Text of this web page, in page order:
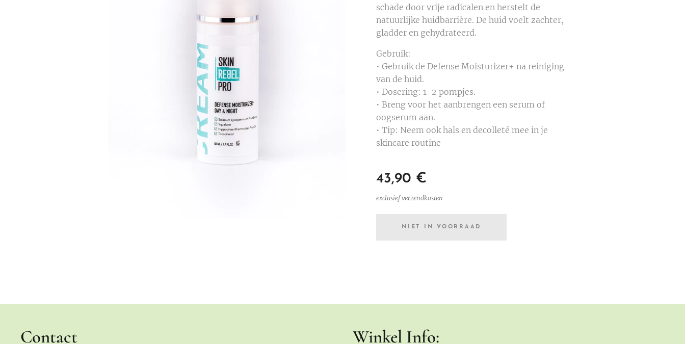
schade door vrije radicalen en herstelt de
natuurlijke huidbarrière. De huid voelt zachter,
gladder en gehydrateerd.
Gebruik:
• Gebruik de Defense Moisturizer+ na reiniging
van de huid.
• Dosering: 1-2 pompjes.
• Breng voor het aanbrengen een serum of
oogserum aan.
• Tip: Neem ook hals en decolleté mee in je
skincare routine
43,90 €
exclusief verzendkosten
NIET IN VOORRAAD
Contact Winkel Info: